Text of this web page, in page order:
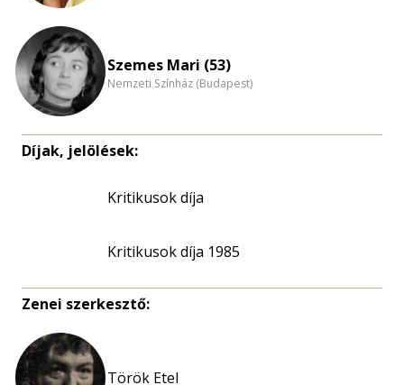
Szemes Mari (53)
Nemzeti Színház (Budapest)
Díjak, jelölések:
Kritikusok díja
Kritikusok díja 1985
Zenei szerkesztő:
Török Etel